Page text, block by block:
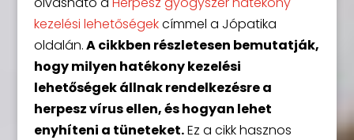
kezelési lehetőségekcímmel a Jópatika
oldalán.A cikkben részletesen bemutatják,
hogy milyen hatékony kezelési
lehetőségek állnak rendelkezésre a
herpesz vírus ellen, és hogyan lehet
enyhíteni a tüneteket.Ez a cikk hasznos